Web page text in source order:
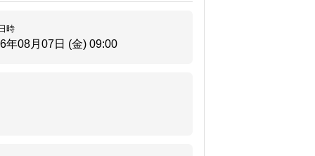
時
年08月07日 (金) 09:00